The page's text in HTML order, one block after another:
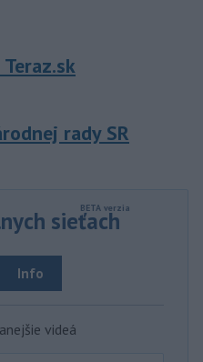
rady SR
sieťach
Info
videá